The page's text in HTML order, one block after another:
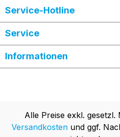
Service-Hotline
Service
Informationen
Alle Preise exkl.
Versandkostenund ggf.